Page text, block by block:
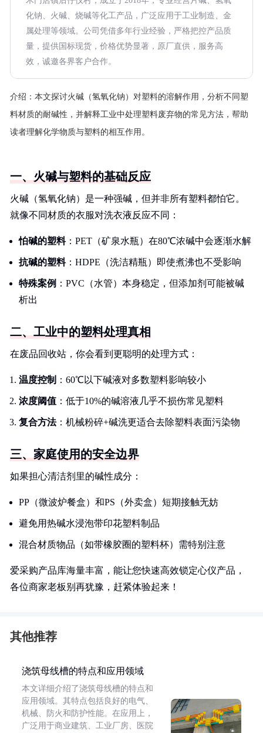
化钠、火碱、烧碱等化工产品，广泛应用于工业制造、金
属处理等领域。公司凭借多年行业经验，严格把控产品质
量，提供国标现货，价格优势显著，原厂直供，服务高
效，诚邀各界客户合作。
介绍： 本文探讨火碱（氢氧化钠）对塑料的溶解作用，分析不同塑
料材质的耐碱性，并解释工业中处理塑料废弃物的常见方法，帮助
读者理解化学物质与塑料的相互作用。
一、火碱与塑料的基础反应
火碱（氢氧化钠）是一种强碱，但并非所有塑料都怕它。
就像不同材质的衣服对洗衣液反应不同：
怕碱的塑料：PET（矿泉水瓶）在80℃浓碱中会逐渐水解
抗碱的塑料：HDPE（洗洁精瓶）即使煮沸也不受影响
特殊案例 ：PVC（水管）本身稳定，但添加剂可能被碱
析出
二、工业中的塑料处理真相
在废品回收站，你会看到更聪明的处理方式：
温度控制 ：60℃以下碱液对多数塑料影响较小
浓度阈值 ：低于10%的碱溶液几乎不损伤常见塑料
复合方法：机械粉碎+碱洗更适合去除塑料表面污染物
三、家庭使用的安全边界
如果担心清洁剂里的碱性成分：
PP（微波炉餐盒）和PS（外卖盒）短期接触无妨
避免用热碱水浸泡带印花塑料制品
混合材质物品（如带橡胶圈的塑料杯）需特别注意
爱采购产品库海量丰富，能让您快速高效锁定心仪产品，
各位商家老板别再犹豫，赶紧体验起来！
其他推荐
浇筑母线槽的特点和应用领域
本文详细介绍了浇筑母线槽的特点和
应用领域。其特点包括良好的电气、
机械、防火和防护性能。在应用上，
广泛用于商业建筑、工业厂房、医院